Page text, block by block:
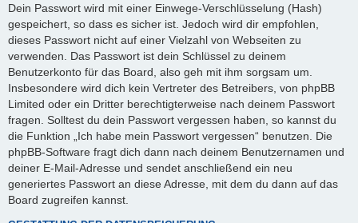
Dein Passwort wird mit einer Einwege-Verschlüsselung (Hash)
gespeichert, so dass es sicher ist. Jedoch wird dir empfohlen,
dieses Passwort nicht auf einer Vielzahl von Webseiten zu
verwenden. Das Passwort ist dein Schlüssel zu deinem
Benutzerkonto für das Board, also geh mit ihm sorgsam um.
Insbesondere wird dich kein Vertreter des Betreibers, von phpBB
Limited oder ein Dritter berechtigterweise nach deinem Passwort
fragen. Solltest du dein Passwort vergessen haben, so kannst du
die Funktion „Ich habe mein Passwort vergessen“ benutzen. Die
phpBB-Software fragt dich dann nach deinem Benutzernamen und
deiner E-Mail-Adresse und sendet anschließend ein neu
generiertes Passwort an diese Adresse, mit dem du dann auf das
Board zugreifen kannst.